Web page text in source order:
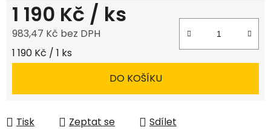
1 190 Kč / ks
983,47 Kč bez DPH
Měrná cena:
1 190 Kč / 1 ks
DO KOŠÍKU
Tisk Zeptat se Sdílet